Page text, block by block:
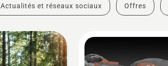
Actualités et réseaux sociaux Offres